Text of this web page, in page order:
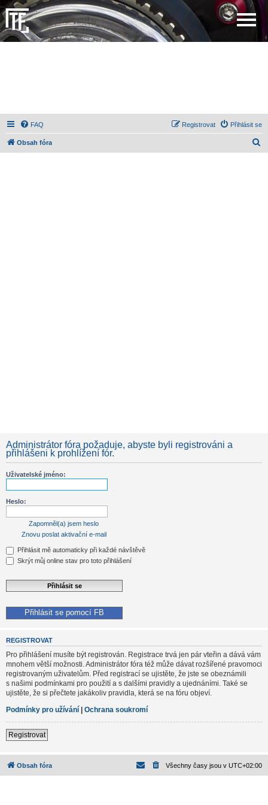
FAQ Přihlásit se
Registrovat
Obsah fóra
Administrátor fóra požaduje, abyste byli registrováni a
přihlášeni k prohlížení fór.
Uživatelské jméno:
Heslo:
Zapomněl(a) jsem heslo
Znovu poslat aktivační e-mail
Přihlásit mě automaticky při každé návštěvě
Skrýt můj online stav pro toto přihlášení
Přihlásit se pomocí FB
REGISTROVAT
Pro přihlášení musíte být registrován. Registrace trvá jen pár vteřin a dává vám
mnohem větší možnosti. Administrátor fóra též může dávat rozšířené pravomoci
registrovaným uživatelům. Před registrací se ujistěte, že jste se obeznámili
s našimi podmínkami pro použití a s dalšími pravidly a ujednáními. Také se
ujistěte, že si přečtete jakákoliv pravidla, která se na fóru objeví.
Podmínky pro užívání | Ochrana soukromí
Registrovat
Obsah fóra Všechny časy jsou v UTC+02:00